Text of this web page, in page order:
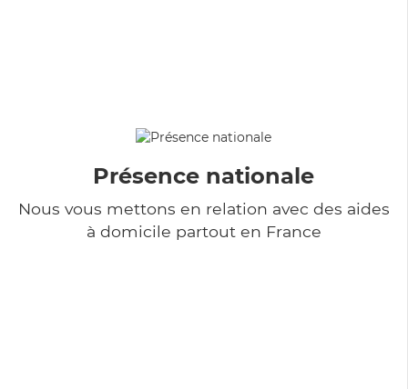
Présence nationale
Nous vous mettons en relation avec des aides
à domicile partout en France